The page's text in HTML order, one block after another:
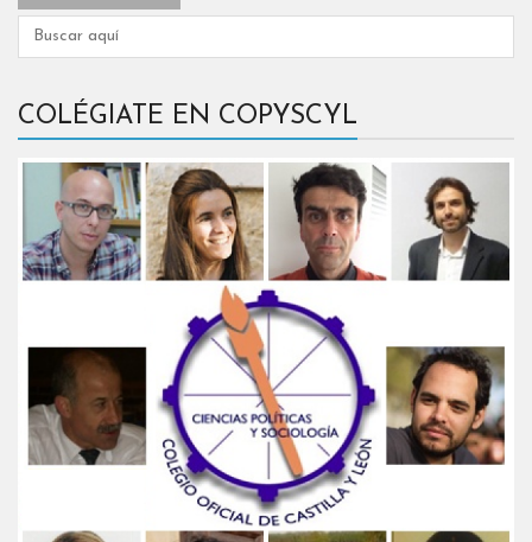
COLÉGIATE EN COPYSCYL